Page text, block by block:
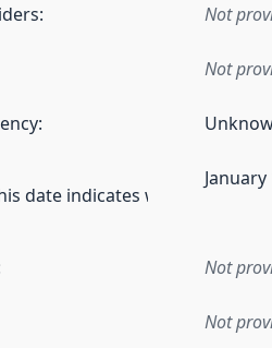
: Not
Not
:
date indicates when the
January
Not
Not